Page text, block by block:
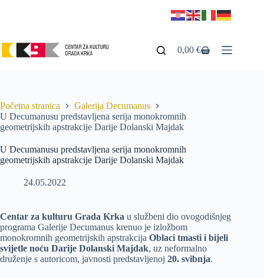
0,00€
Početna stranica
Galerija Decumanus
U Decumanusu predstavljena serija monokromnih
geometrijskih apstrakcije Darije Dolanski Majdak
U Decumanusu predstavljena serija monokromnih
geometrijskih apstrakcije Darije Dolanski Majdak
24.05.2022
Centar za kulturu Grada Krka u službeni dio ovogodišnjeg
programa Galerije Decumanus krenuo je izložbom
monokromnih geometrijskih apstrakcija Oblaci tmasti i bijeli
svijetle noću Darije Dolanski Majdak, uz neformalno
druženje s autoricom, javnosti predstavljenoj 20. svibnja.